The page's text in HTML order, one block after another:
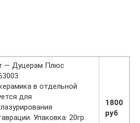
— Дуцерам Плюс
в отдельной
для
Упаковка: 20гр.
1800
руб